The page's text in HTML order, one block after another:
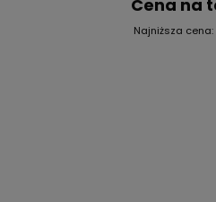
Cena na
Najniższa cena: